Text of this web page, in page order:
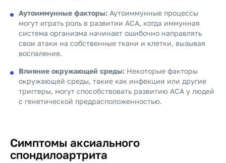
Аутоиммунные факторы: Аутоиммунные процессы
могут играть роль в развитии АСА, когда иммунная
система организма начинает ошибочно направлять
свои атаки на собственные ткани и клетки, вызывая
воспаление.
Влияние окружающей среды: Некоторые факторы
окружающей среды, такие как инфекции или другие
триггеры, могут способствовать развитию АСА у людей
с генетической предрасположенностью.
Симптомы аксиального
спондилоартрита